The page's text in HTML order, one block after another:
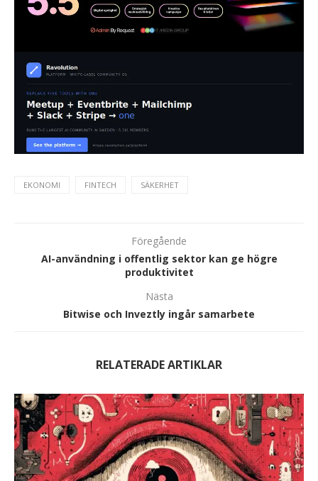
EKONOMI FINTECH SÄKERHET
Föregående
AI-användning i offentlig sektor kan ge högre
produktivitet
Nästa
Bitwise och Inveztly ingår samarbete
RELATERADE ARTIKLAR